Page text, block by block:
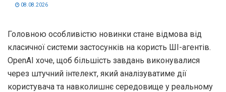
08.08.2026
Головною особливістю новинки стане відмова від
класичної системи застосунків на користь ШI-агентів.
OpenAI хоче, щоб більшість завдань виконувалися
через штучний інтелект, який аналізуватиме дії
користувача та навколишнє середовище у реальному